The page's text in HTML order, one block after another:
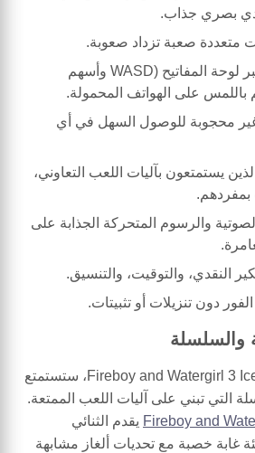
بصري جذاب.
متعددة صعبة تزداد صعوبة.
يدعم التحكم عبر لوحة المفاتيح (WASD وأسهم
باللمس على الهواتف المحمولة.
محجوبة للوصول السهل في أي
يستمتعون بآليات اللعب التعاوني،
بمفردهم.
والرسوم المتحركة الجذابة على
النقدي، والتوقيت، والتنسيق.
دون تنزيلات أو تثبيتات.
والسلسلة
إذا كنت تحب Fireboy and Watergirl 3 Ice Temple، ستستمتع
التي تبني على آليات اللعب الممتعة.
Fireboy and يقدم الثنائي
غابة خصبة مع تحديات ألغاز مشابهة